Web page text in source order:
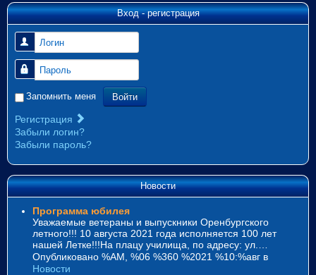
Вход - регистрация
Логин
Пароль
Запомнить меня Войти
Регистрация
Забыли логин?
Забыли пароль?
Новости
Программа юбилея
Уважаемые ветераны и выпускники Оренбургского
летного!!! 10 августа 2021 года исполняется 100 лет
нашей Летке!!!На плацу училища, по адресу: ул.…
Опубликовано %AM, %06 %360 %2021 %10:%авг в
Новости